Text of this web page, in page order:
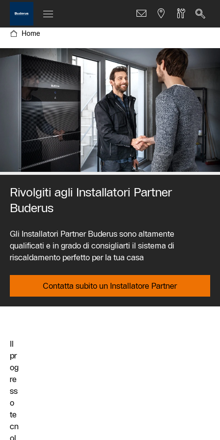
Home
Rivolgiti agli Installatori Partner
Buderus
Gli Installatori Partner Buderus sono altamente
qualificati e in grado di consigliarti il sistema di
riscaldamento perfetto per la tua casa
Contatta subito un Installatore Partner
Il
pr
og
re
ss
o
te
cn
ol